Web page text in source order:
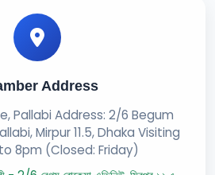
Address
Pallabi Address: 2/6 Begum
Mirpur 11.5, Dhaka Visiting
8pm (Closed: Friday)